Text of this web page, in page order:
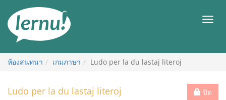
สารบัญ
เมนู
ห้องสนทนา เกมภาษา Ludo per la du lastaj literoj
ปิด
Ludo per la du lastaj literoj